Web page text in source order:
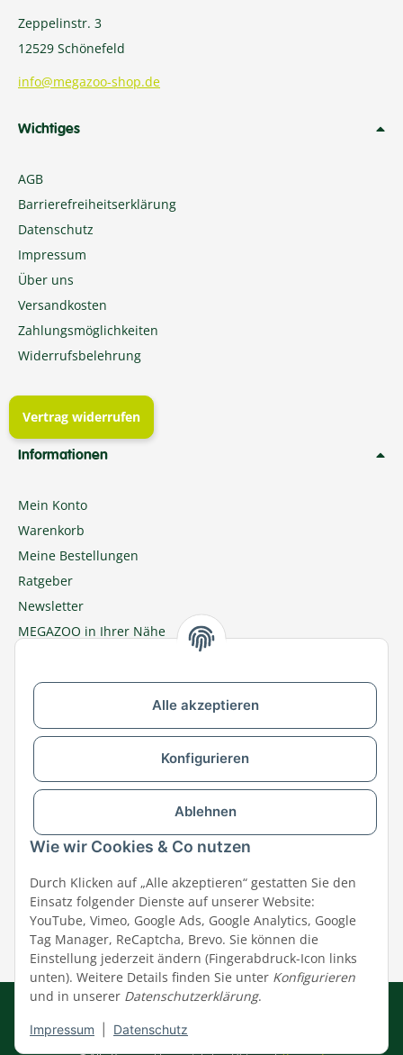
Alle akzeptieren
Konfigurieren
Ablehnen
Wie wir Cookies & Co nutzen
Durch Klicken auf „Alle akzeptieren“ gestatten Sie den
Einsatz folgender Dienste auf unserer Website:
YouTube, Vimeo, Google Ads, Google Analytics, Google
Tag Manager, ReCaptcha, Brevo. Sie können die
Einstellung jederzeit ändern (Fingerabdruck-Icon links
unten). Weitere Details finden Sie unter Konfigurieren
und in unserer Datenschutzerklärung.
Impressum Datenschutz
Zeppelinstr. 3
12529 Schönefeld
info@megazoo-shop.de
Wichtiges
AGB
Barrierefreiheitserklärung
Datenschutz
Impressum
Über uns
Versandkosten
Zahlungsmöglichkeiten
Widerrufsbelehrung
Vertrag widerrufen
Informationen
Mein Konto
Warenkorb
Meine Bestellungen
Ratgeber
Newsletter
MEGAZOO in Ihrer Nähe
Zu MEGAZOO-nord.de wechseln
Versandpartner & Zahlungsmöglichkeiten
Impressum|AGB|Datenschutz
© MEGAZOO Alpha GmbH